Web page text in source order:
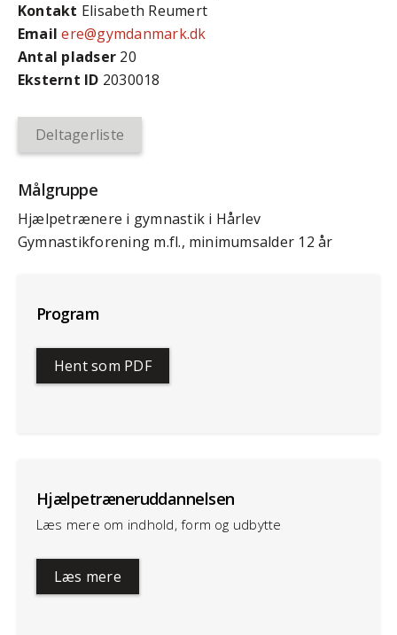
Kontakt Elisabeth Reumert
Email ere@gymdanmark.dk
Antal pladser 20
Eksternt ID 2030018
Deltagerliste
Målgruppe
Hjælpetrænere i gymnastik i Hårlev
Gymnastikforening m.fl., minimumsalder 12 år
Program
Hent som PDF
Hjælpetræneruddannelsen
Læs mere om indhold, form og udbytte
Læs mere